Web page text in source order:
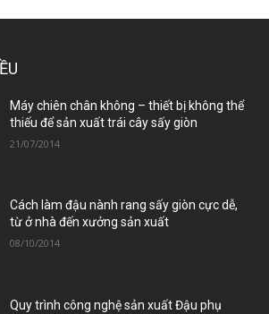
Máy chiên chân không – thiết bị không thể
thiếu để sản xuất trái cây sấy giòn
21/07/2014
Cách làm đậu nành rang sấy giòn cực dễ,
từ ở nhà đến xưởng sản xuất
08/10/2014
Quy trình công nghệ sản xuất Đậu phụ